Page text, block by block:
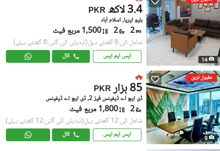
14
PKR 3.4 لاکھ
بلیو ایریا, اسلام آباد
2
2 1,500 مربع فیٹ
شامل کی:8 گھنٹے پہل (تبدیلی کی گئی:8 گھنٹے پہلے)
ایس ایم ایس کال
مقبول ترین
9
PKR 85 ہزار
ڈی ایچ اے ڈیفینس فیز 2, ڈی ایچ اے ڈیفینس
2 1,800 مربع فیٹ
شامل کی:12 گھنٹے پہل (تبدیلی کی گئی:12 گھنٹے پہلے)
ایس ایم ایس کال